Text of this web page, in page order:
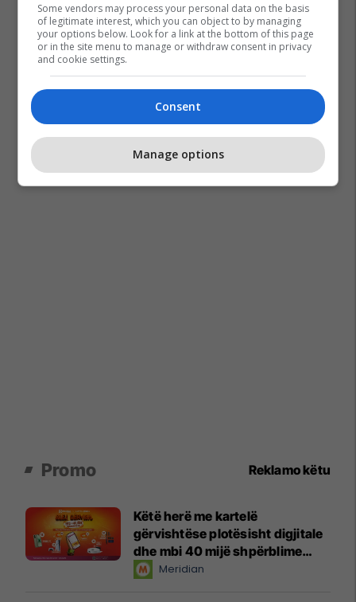
Promo Reklamo këtu
Këtë herë me kartelë
gërvishtëse plotësisht digjitale
dhe mbi 40 mijë shpërblime
instant!Meridian
Some vendors may process your personal data on the basis
of legitimate interest, which you can object to by managing
your options below. Look for a link at the bottom of this page
or in the site menu to manage or withdraw consent in privacy
and cookie settings.
Consent
Manage options